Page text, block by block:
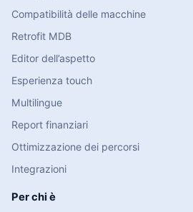
Compatibilità delle macchine
Retrofit MDB
Editor dell’aspetto
Esperienza touch
Multilingue
Report finanziari
Ottimizzazione dei percorsi
Integrazioni
Per chi è